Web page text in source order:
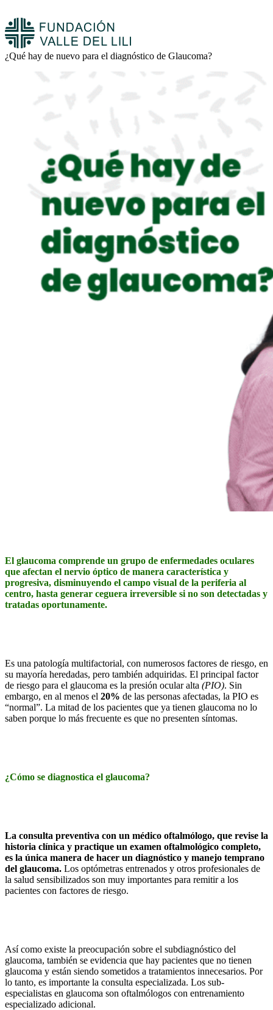
¿Qué hay de nuevo para el diagnóstico de Glaucoma?
El glaucoma comprende un grupo de enfermedades oculares
que afectan el nervio óptico de manera característica y
progresiva, disminuyendo el campo visual de la periferia al
centro, hasta generar ceguera irreversible si no son detectadas y
tratadas oportunamente.
Es una patología multifactorial, con numerosos factores de riesgo, en
su mayoría heredadas, pero también adquiridas. El principal factor
de riesgo para el glaucoma es la presión ocular alta (PIO). Sin
embargo, en al menos el 20% de las personas afectadas, la PIO es
“normal”. La mitad de los pacientes que ya tienen glaucoma no lo
saben porque lo más frecuente es que no presenten síntomas.
¿Cómo se diagnostica el glaucoma?
La consulta preventiva con un médico oftalmólogo, que revise la
historia clínica y practique un examen oftalmológico completo,
es la única manera de hacer un diagnóstico y manejo temprano
del glaucoma. Los optómetras entrenados y otros profesionales de
la salud sensibilizados son muy importantes para remitir a los
pacientes con factores de riesgo.
Así como existe la preocupación sobre el subdiagnóstico del
glaucoma, también se evidencia que hay pacientes que no tienen
glaucoma y están siendo sometidos a tratamientos innecesarios. Por
lo tanto, es importante la consulta especializada. Los sub-
especialistas en glaucoma son oftalmólogos con entrenamiento
especializado adicional.